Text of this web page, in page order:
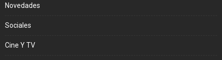
Novedades
Sociales
Cine Y TV